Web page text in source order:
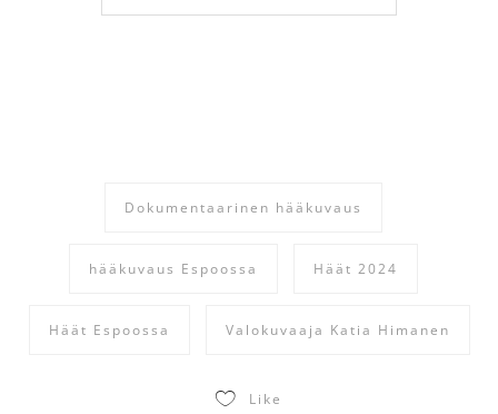
Dokumentaarinen hääkuvaus
hääkuvaus Espoossa Häät 2024
Häät Espoossa Valokuvaaja Katia Himanen
Like